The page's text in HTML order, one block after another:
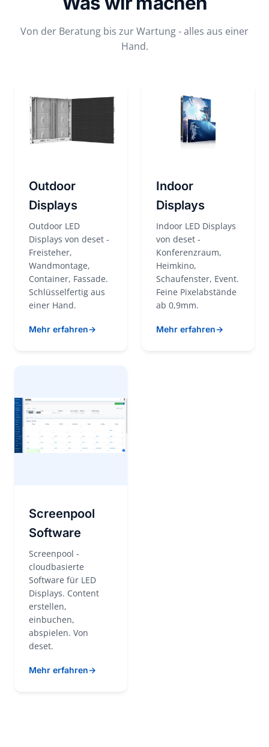
Von der Beratung bis zur Wartung - alles aus einer
Hand.
Outdoor
Displays
Outdoor LED
Displays von deset -
Freisteher,
Wandmontage,
Container, Fassade.
Schlüsselfertig aus
einer Hand.
Mehr erfahren
Indoor
Displays
Indoor LED Displays
von deset -
Konferenzraum,
Heimkino,
Schaufenster, Event.
Feine Pixelabstände
ab 0,9mm.
Mehr erfahren
Screenpool
Software
Screenpool -
cloudbasierte
Software für LED
Displays. Content
erstellen,
einbuchen,
abspielen. Von
deset.
Mehr erfahren